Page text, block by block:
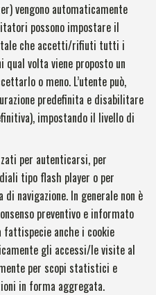
vengono automaticamente
possono impostare il
tale che accetti/rifiuti tutti i
qual volta viene proposto un
o meno. L’utente può,
predefinita e disabilitare
impostando il livello di
per autenticarsi, per
tipo flash player o per
navigazione. In generale non è
preventivo e informato
fattispecie anche i cookie
gli accessi/le visite al
per scopi statistici e
in forma aggregata.